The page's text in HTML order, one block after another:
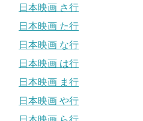
日本映画 さ行
日本映画 た行
日本映画 な行
日本映画 は行
日本映画 ま行
日本映画 や行